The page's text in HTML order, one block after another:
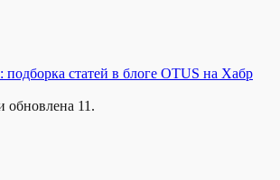
подборка статей в блоге OTUS на Хабр
обновлена 11.